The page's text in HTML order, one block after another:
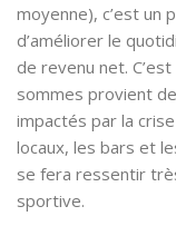
moyenne), c’est
d’améliorer le
de revenu net.
sommes provient
impactés par la
locaux, les bars et
se fera ressentir
sportive.